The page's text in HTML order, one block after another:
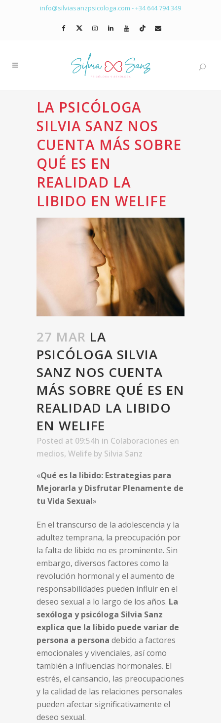
info@silviasanzpsicologa.com -+34 644 794 349
LA PSICÓLOGA
SILVIA SANZ NOS
CUENTA MÁS SOBRE
QUÉ ES EN
REALIDAD LA
LIBIDO EN WELIFE
27 MAR LA
PSICÓLOGA SILVIA
SANZ NOS CUENTA
MÁS SOBRE QUÉ ES EN
REALIDAD LA LIBIDO
EN WELIFE
Posted at 09:54h in Colaboraciones en
medios, Welife by Silvia Sanz
«Qué es la libido: Estrategias para
Mejorarla y Disfrutar Plenamente de
tu Vida Sexual»
En el transcurso de la adolescencia y la
adultez temprana, la preocupación por
la falta de libido no es prominente. Sin
embargo, diversos factores como la
revolución hormonal y el aumento de
responsabilidades pueden influir en el
deseo sexual a lo largo de los años. La
sexóloga y psicóloga Silvia Sanz
explica que la libido puede variar de
persona a persona debido a factores
emocionales y vivenciales, así como
también a influencias hormonales. El
estrés, el cansancio, las preocupaciones
y la calidad de las relaciones personales
pueden afectar significativamente el
deseo sexual.